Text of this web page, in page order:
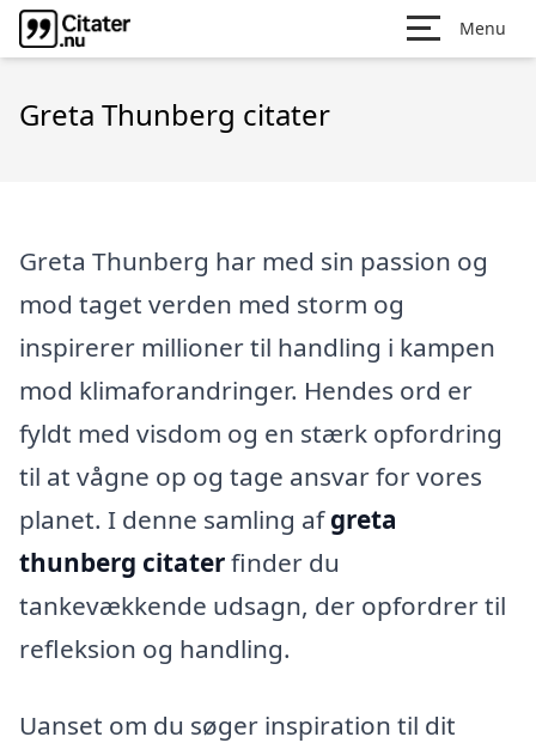
Menu
Greta Thunberg citater
Greta Thunberg har med sin passion og
mod taget verden med storm og
inspirerer millioner til handling i kampen
mod klimaforandringer. Hendes ord er
fyldt med visdom og en stærk opfordring
til at vågne op og tage ansvar for vores
planet. I denne samling afgreta
thunberg citaterfinder du
tankevækkende udsagn, der opfordrer til
refleksion og handling.
Uanset om du søger inspiration til dit